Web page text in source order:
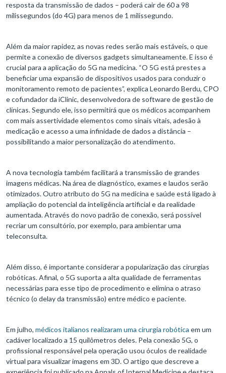
resposta da transmissão de dados – poderá cair de 60 a 98
milissegundos (do 4G) para menos de 1 milissegundo.
Além da maior rapidez, as novas redes serão mais estáveis, o que
permite a conexão de diversos gadgets simultaneamente. E isso é
crucial para a aplicação do 5G na medicina. “O 5G está prestes a
beneficiar uma expansão de dispositivos usados para conduzir o
monitoramento remoto de pacientes”, explica Leonardo Berdu, CPO
e cofundador da iClinic, desenvolvedora de software de gestão de
clínicas. Segundo ele, isso permitirá que os médicos acompanhem
com mais assertividade elementos como sinais vitais, adesão à
medicação e acesso a uma infinidade de dados a distância –
possibilitando a maior personalização do atendimento.
A nova tecnologia também facilitará a transmissão de grandes
imagens médicas. Na área de diagnóstico, exames e laudos serão
otimizados. Outro atributo do 5G na medicina e saúde está ligado à
ampliação do potencial da inteligência artificial e da realidade
aumentada. Através do novo padrão de conexão, será possível
recriar um consultório, por exemplo, para ambientar uma
teleconsulta.
Além disso, é importante considerar a popularização das cirurgias
robóticas. Afinal, o 5G suporta a alta qualidade de ferramentas
necessárias para esse tipo de procedimento e elimina o atraso
técnico (o delay da transmissão) entre médico e paciente.
Em julho, médicos italianos realizaram uma cirurgia robótica em um
cadáver localizado a 15 quilômetros deles. Pela conexão 5G, o
profissional responsável pela operação usou óculos de realidade
virtual para visualizar imagens em 3D. O artigo que descreve a